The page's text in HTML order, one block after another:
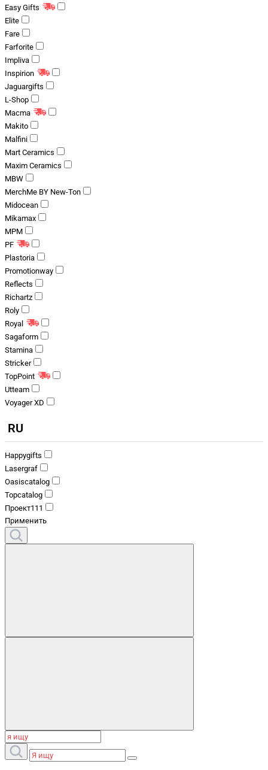
Easy Gifts
Elite
Fare
Farforite
Impliva
Inspirion
Jaguargifts
L-Shop
Macma
Makito
Malfini
Mart Ceramics
Maxim Ceramics
MBW
MerchMe BY New-Ton
Midocean
Mikamax
MPM
PF
Plastoria
Promotionway
Reflects
Richartz
Roly
Royal
Sagaform
Stamina
Stricker
TopPoint
Utteam
Voyager XD
RU
Happygifts
Lasergraf
Oasiscatalog
Topcatalog
Проект111
Применить